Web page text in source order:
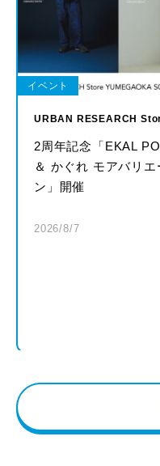
イベント
URBAN RESEARCH
2周年記念「EKAL
＆ かぐれ モアバリエ
ン」開催
2026/8/7